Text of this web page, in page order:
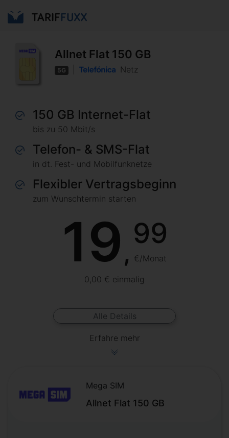
Allnet Flat 150 GB
5G Netz
150 GB Internet-Flat
bis zu 50 Mbit/s
Telefon- & SMS-Flat
in dt. Fest- und Mobilfunknetze
Flexibler Vertragsbeginn
zum Wunschtermin starten
19,
99
€/Monat
0,00 € einmalig
Alle Details
Erfahre mehr
Mega SIM
Allnet Flat 150 GB